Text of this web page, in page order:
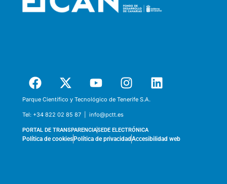
Parque Científico y Tecnológico de Tenerife S.A.
Tel: +34 822 02 85 87 | info@pctt.es
PORTAL DE TRANSPARENCIASEDE ELECTRÓNICA
Política de cookiesPolítica de privacidadAccesibilidad web